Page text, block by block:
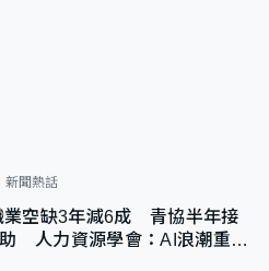
新聞熱話
業空缺3年減6成 青協半年接
人力資源學會：AI浪潮重整